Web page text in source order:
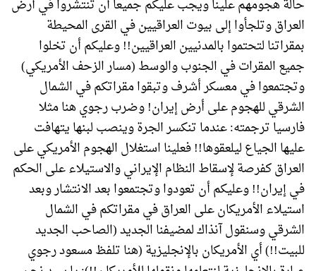
حالة هجومهم علينا ويجب عليكم جميعا أن تنتشروا في أرض
العراق وتلجأوا إلى بيوت العراقيين في القرى المحيطة
بمقراتنا لتحتموا بالمدنيين العراقيين!! وعليكم أن تخلوا
جميع المقرات في الجنوب والوسط (مسار الزحف الأمريكي)
وتجتمعوا في معسكر أشرف وتبقوا مقراتكم في الشمال
الشرقي للهجوم على أرض إيران! وضرب رجوي هنا مثلا
فارسيا ترجمته: عندما تنكسر الجرة وينصب لبنها يتهافت
عليها الجياع ليلعقوها!! فعلينا استغلال الهجوم الأمريكي على
العراق كفرصة لإسقاط النظام الإيراني والاستيلاء على الحكم
في إيران!! وعليكم أن تعودوا وتجتمعوا بعد الانتشار وبعد
استيلاء الأمريكان على العراق في مقراتكم في الشمال
الشرقي وسنقول آنذاك لمضيفنا الجديد (الصاحب الجديد
للبيت!!) أي الأمريكان بالإنجليزية (هنا تلفظ مسعود رجوي